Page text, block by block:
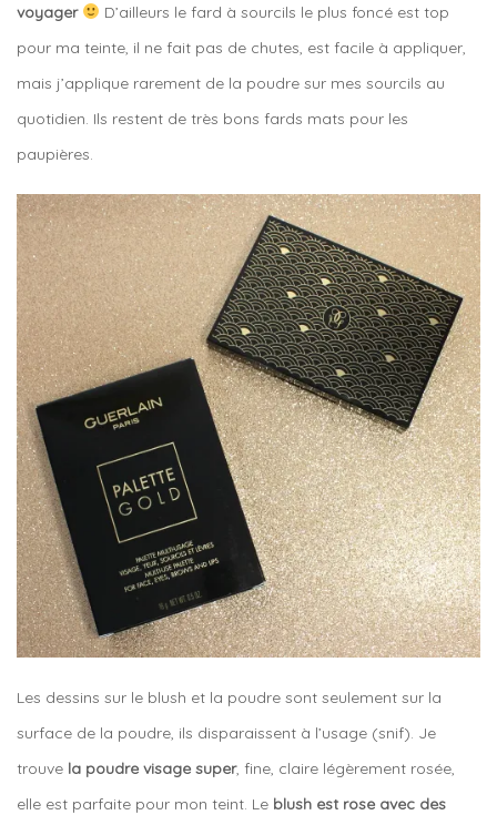
voyager
D’ailleurs le fard à sourcils le plus foncé est top
pour ma teinte, il ne fait pas de chutes, est facile à appliquer,
mais j’applique rarement de la poudre sur mes sourcils au
quotidien. Ils restent de très bons fards mats pour les
paupières.
Les dessins sur le blush et la poudre sont seulement sur la
surface de la poudre, ils disparaissent à l’usage (snif). Je
trouve la poudre visage super, fine, claire légèrement rosée,
elle est parfaite pour mon teint. Le blush est rose avec des